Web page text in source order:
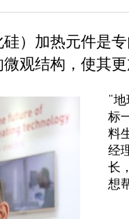
硅）加热元件是
微观结构 ，使其
“
标
料
经
长
想